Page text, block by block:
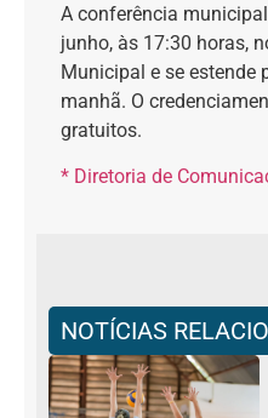
A conferência
junho, às 17:30 horas,
Municipal e se estende
manhã. O
gratuitos.
* Diretoria de
NOTÍCIAS